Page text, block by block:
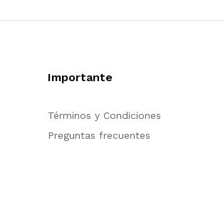
Importante
Términos y Condiciones
Preguntas frecuentes